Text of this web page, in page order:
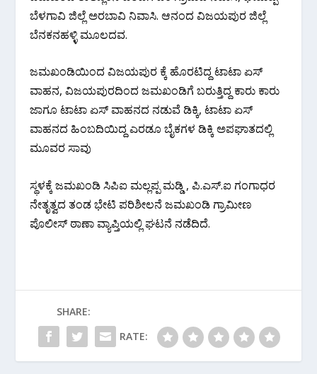
ಬೆಳಗಾವಿ ಜಿಲ್ಲೆ ಅರಬಾವಿ ನಿವಾಸಿ. ಆನಂದ ವಿಜಯಪುರ ಜಿಲ್ಲೆ
ಬೆನಕನಹಳ್ಳಿ ಮೂಲದವ.
ಜಮಖಂಡಿ‌ಯಿಂದ ವಿಜಯಪುರ ಕ್ಕೆ ಹೊರಟಿದ್ದ ಟಾಟಾ ಏಸ್
ವಾಹನ, ವಿಜಯಪುರದಿಂದ ಜಮಖಂಡಿಗೆ ಬರುತ್ತಿದ್ದ ಕಾರು ಕಾರು
ಜಾಗೂ ಟಾಟಾ ಏಸ್ ವಾಹನದ ನಡುವೆ ಡಿಕ್ಕಿ, ಟಾಟಾ ಏಸ್
ವಾಹನದ ಹಿಂಬದಿಯಿದ್ದ ಎರಡೂ ಬೈಕಗಳ ಡಿಕ್ಕಿ ಅಪಘಾತದಲ್ಲಿ
ಮೂವರ ಸಾವು
ಸ್ಥಳಕ್ಕೆ ಜಮಖಂಡಿ‌ ಸಿಪಿಐ ಮಲ್ಲಪ್ಪ ಮಡ್ಡಿ , ಪಿ.ಎಸ್.ಐ ಗಂಗಾಧರ
ನೇತೃತ್ವದ ತಂಡ ಭೇಟಿ ಪರಿಶೀಲನೆ ಜಮಖಂಡಿ ಗ್ರಾಮೀಣ
ಪೊಲೀಸ್ ಠಾಣಾ ವ್ಯಾಪ್ತಿಯಲ್ಲಿ ಘಟನೆ ನಡೆದಿದೆ.
SHARE:
RATE: